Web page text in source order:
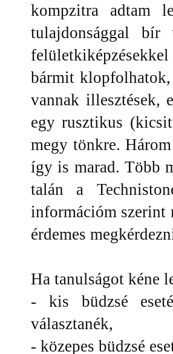
kompzitra adtam
tulajdonsággal bír
bármit
vannak illesztések,
egy rusztikus
megy tönkre.
így is marad. Több
talán a
információm szerint
érdemes
Ha tanulságot kéne
- kis büdzsé
választanék,
- közepes büdzsé